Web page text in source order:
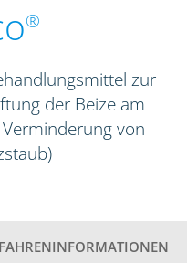
®
zur
der Beize am
von